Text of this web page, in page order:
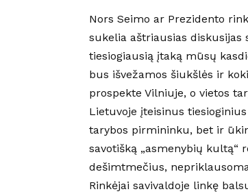
Nors Seimo ar Prezidento
sukelia aštriausias
tiesiogiausią įtaką mūsų
bus išvežamos šiukšlės ir
prospekte Vilniuje, o vietos
Lietuvoje įteisinus
tarybos pirmininku, bet ir
savotišką „asmenybių kultą“
dešimtmečius,
Rinkėjai savivaldoje linkę